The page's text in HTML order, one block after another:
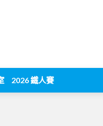
2026 鐵人賽